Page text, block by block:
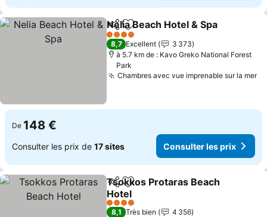
PartagerAjouter à mes favoris
Nelia Beach Hotel & Spa
4 Étoiles
8,7 Excellent
3 373
à 5.7 km de : Kavo Greko National Forest
Park
Chambres avec vue imprenable sur la mer
De 148 €
Consulter les prix de 17 sites Consulter les prix
PartagerAjouter à mes favoris
Tsokkos Protaras Beach
Hotel
4 Étoiles
8,1 Très bien
4 356